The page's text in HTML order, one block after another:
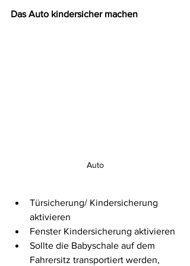
Das Auto kindersicher machen
Auto
Türsicherung/ Kindersicherung
aktivieren
Fenster Kindersicherung aktivieren
Sollte die Babyschale auf dem
Fahrersitz transportiert werden,